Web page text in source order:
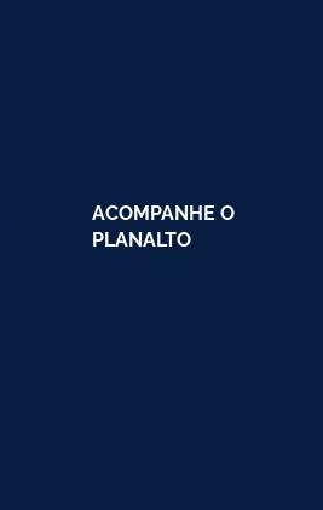
ACOMPANHE O
PLANALTO